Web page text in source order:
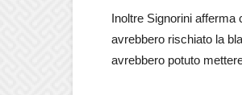
Inoltre Signorini
avrebbero rischiato la
avrebbero potuto